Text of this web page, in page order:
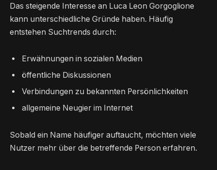
Das steigende Interesse an Luca Leon Gorgoglione
kann unterschiedliche Gründe haben. Häufig
entstehen Suchtrends durch:
Erwähnungen in sozialen Medien
öffentliche Diskussionen
Verbindungen zu bekannten Persönlichkeiten
allgemeine Neugier im Internet
Sobald ein Name häufiger auftaucht, möchten viele
Nutzer mehr über die betreffende Person erfahren.